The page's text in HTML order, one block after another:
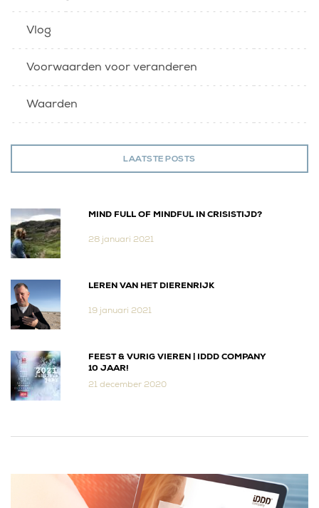
Vlog
Voorwaarden voor veranderen
Waarden
LAATSTE POSTS
MIND FULL OF MINDFUL IN CRISISTIJD?
28 januari 2021
LEREN VAN HET DIERENRIJK
19 januari 2021
FEEST & VURIG VIEREN | IDDD COMPANY
10 JAAR!
21 december 2020